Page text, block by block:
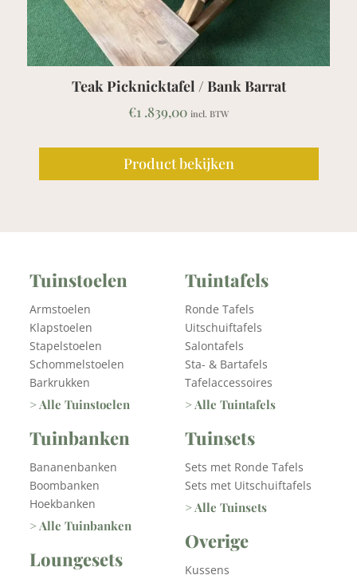
Teak Picknicktafel / Bank Barrat
€1 .839,00 incl. BTW
Product bekijken
Tuinstoelen
Armstoelen
Klapstoelen
Stapelstoelen
Schommelstoelen
Barkrukken
> Alle Tuinstoelen
Tuinbanken
Bananenbanken
Boombanken
Hoekbanken
> Alle Tuinbanken
Loungesets
Tuintafels
Ronde Tafels
Uitschuiftafels
Salontafels
Sta- & Bartafels
Tafelaccessoires
> Alle Tuintafels
Tuinsets
Sets met Ronde Tafels
Sets met Uitschuiftafels
> Alle Tuinsets
Overige
Kussens